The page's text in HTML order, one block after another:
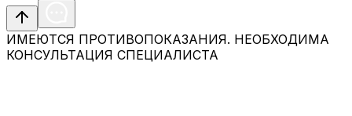
ИМЕЮТСЯ ПРОТИВОПОКАЗАНИЯ. НЕОБХОДИМА
КОНСУЛЬТАЦИЯ СПЕЦИАЛИСТА